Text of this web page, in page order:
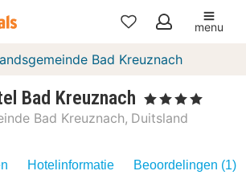
Mijn
favorieten
menu
Bad Kreuznach
Bad Kreuznach , 4 Sterren
Bad Kreuznach Duitsland
Hotelinformatie Beoordelingen (1)